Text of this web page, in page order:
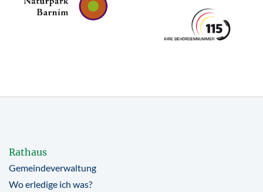
Rathaus
Gemeindeverwaltung
Wo erledige ich was?